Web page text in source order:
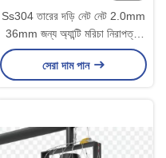
Ss304 তারের দড়ি নেট নেট 2.0mm
36mm জন্য অ্যান্টি মরিচা নিরাপত্তা
বেড়া
সেরা দাম পান